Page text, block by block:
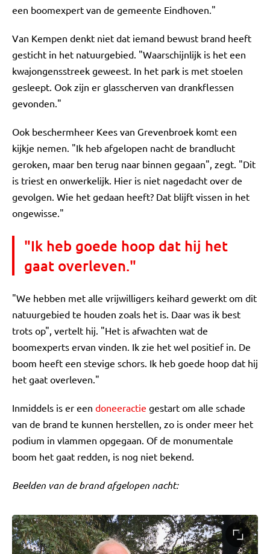
een boomexpert van de gemeente Eindhoven."
Van Kempen denkt niet dat iemand bewust brand heeft
gesticht in het natuurgebied. "Waarschijnlijk is het een
kwajongensstreek geweest. In het park is met stoelen
gesleept. Ook zijn er glasscherven van drankflessen
gevonden."
Ook beschermheer Kees van Grevenbroek komt een
kijkje nemen. "Ik heb afgelopen nacht de brandlucht
geroken, maar ben terug naar binnen gegaan", zegt. "Dit
is triest en onwerkelijk. Hier is niet nagedacht over de
gevolgen. Wie het gedaan heeft? Dat blijft vissen in het
ongewisse."
"Ik heb goede hoop dat hij het
gaat overleven."
"We hebben met alle vrijwilligers keihard gewerkt om dit
natuurgebied te houden zoals het is. Daar was ik best
trots op", vertelt hij. "Het is afwachten wat de
boomexperts ervan vinden. Ik zie het wel positief in. De
boom heeft een stevige schors. Ik heb goede hoop dat hij
het gaat overleven."
Inmiddels is er een doneeractie gestart om alle schade
van de brand te kunnen herstellen, zo is onder meer het
podium in vlammen opgegaan. Of de monumentale
boom het gaat redden, is nog niet bekend.
Beelden van de brand afgelopen nacht: